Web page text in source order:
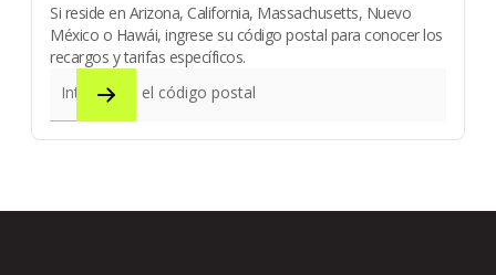
Si reside en Arizona, California, Massachusetts, Nuevo
México o Hawái, ingrese su código postal para conocer los
recargos y tarifas específicos.
Introduzca el código postal